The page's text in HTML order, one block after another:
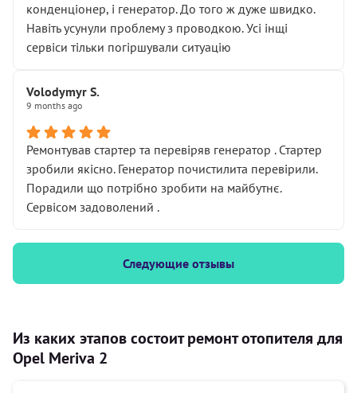
конденціонер, і генератор. До того ж дуже швидко.
Навіть усунули проблему з проводкою. Усі інщі
сервіси тільки погіршували ситуацію
Volodymyr S.
9 months ago
Ремонтував стартер та перевіряв генератор . Стартер
зробили якісно. Генератор почистилита перевірили.
Порадили що потрібно зробити на майбутнє.
Сервісом задоволений .
Следующие отзывы
Из каких этапов состоит ремонт отопителя для
Opel Meriva 2